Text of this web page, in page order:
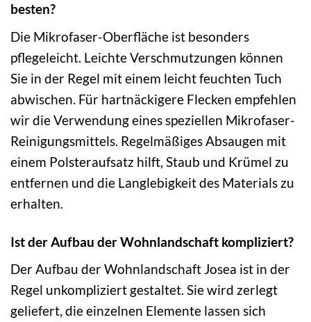
besten?
Die Mikrofaser-Oberfläche ist besonders
pflegeleicht. Leichte Verschmutzungen können
Sie in der Regel mit einem leicht feuchten Tuch
abwischen. Für hartnäckigere Flecken empfehlen
wir die Verwendung eines speziellen Mikrofaser-
Reinigungsmittels. Regelmäßiges Absaugen mit
einem Polsteraufsatz hilft, Staub und Krümel zu
entfernen und die Langlebigkeit des Materials zu
erhalten.
Ist der Aufbau der Wohnlandschaft kompliziert?
Der Aufbau der Wohnlandschaft Josea ist in der
Regel unkompliziert gestaltet. Sie wird zerlegt
geliefert, die einzelnen Elemente lassen sich